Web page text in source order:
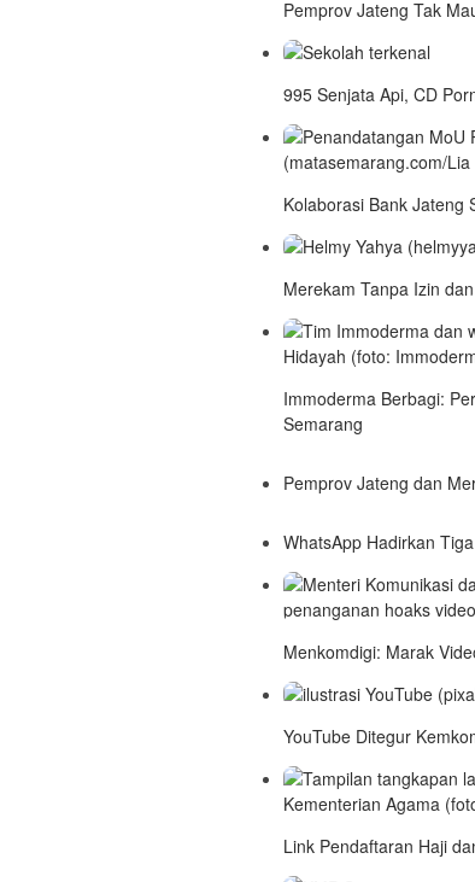
Pemprov Jateng Tak
995 Senjata Api, CD
Kolaborasi Bank Jateng
Merekam Tanpa Izin
Immoderma Berbagi:
Semarang
Pemprov Jateng dan
WhatsApp Hadirkan
Menkomdigi: Marak
YouTube Ditegur
Link Pendaftaran Haji